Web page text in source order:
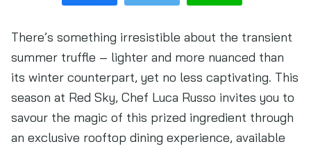
There’s something irresistible about the transient
summer truffle – lighter and more nuanced than
its winter counterpart, yet no less captivating. This
season at Red Sky, Chef Luca Russo invites you to
savour the magic of this prized ingredient through
an exclusive rooftop dining experience, available